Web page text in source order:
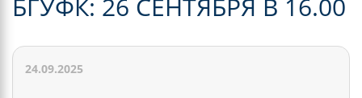
24.09.2025